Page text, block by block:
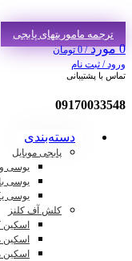
ترجمه ماموریتهای پابجی
0 مورد/
0 تومان
ورود / ثبت نام
تماس با پشتیبانی
09170033548
دسته‌بندی
پابجی موبایل
یوسی
یوسی
یوسی
کلش آف کلنز